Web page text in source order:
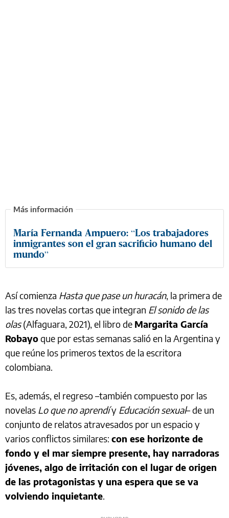
María Fernanda Ampuero: “Los trabajadores
inmigrantes son el gran sacrificio humano del
mundo”
Así comienza Hasta que pase un huracán, la primera de
las tres novelas cortas que integran El sonido de las
olas(Alfaguara, 2021), el libro de Margarita García
Robayoque por estas semanas salió en la Argentina y
que reúne los primeros textos de la escritora
colombiana.
Es, además, el regreso –también compuesto por las
novelas Lo que no aprendíy Educación sexual– de un
conjunto de relatos atravesados por un espacio y
varios conflictos similares: con ese horizonte de
fondo y el mar siempre presente, hay narradoras
jóvenes, algo de irritación con el lugar de origen
de las protagonistas y una espera que se va
volviendo inquietante.